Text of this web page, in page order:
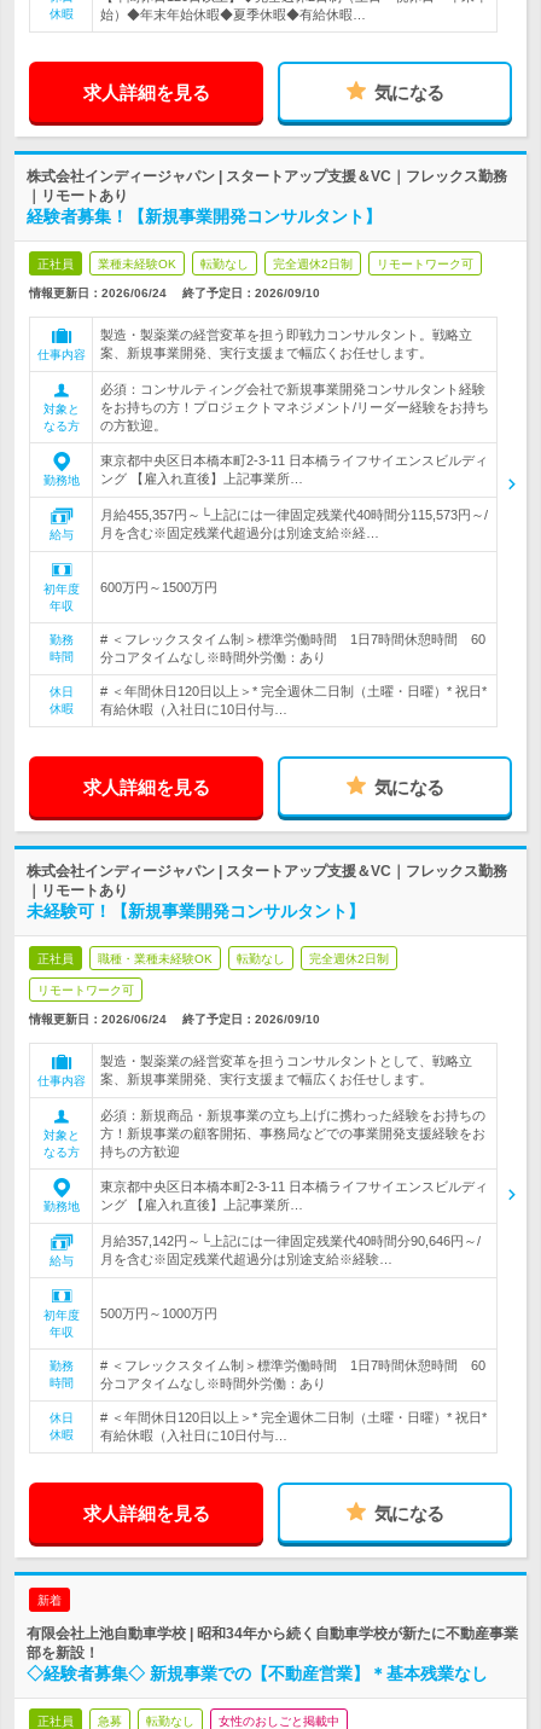
休暇
始）◆年末年始休暇◆夏季休暇◆有給休暇…
求人詳細を見る 気になる
株式会社インディージャパン | スタートアップ支援＆VC｜フレックス勤務
｜リモートあり
経験者募集！【新規事業開発コンサルタント】
正社員 業種未経験OK 転勤なし 完全週休2日制 リモートワーク可
情報更新日：2026/06/24 終了予定日： 2026/09/10
仕事内容
製造・製薬業の経営変革を担う即戦力コンサルタント。戦略立
案、新規事業開発、実行支援まで幅広くお任せします。
対象と
なる方
必須：コンサルティング会社で新規事業開発コンサルタント経験
をお持ちの方！プロジェクトマネジメント/リーダー経験をお持ち
の方歓迎。
勤務地
東京都中央区日本橋本町2-3-11 日本橋ライフサイエンスビルディ
ング 【雇入れ直後】上記事業所…
給与
月給455,357円～└上記には一律固定残業代40時間分115,573円～/
月を含む※固定残業代超過分は別途支給※経…
初年度
年収
600万円～1500万円
勤務
時間
# ＜フレックスタイム制＞標準労働時間 1日7時間休憩時間 60
分コアタイムなし※時間外労働：あり
休日
休暇
# ＜年間休日120日以上＞* 完全週休二日制（土曜・日曜）* 祝日*
有給休暇（入社日に10日付与…
求人詳細を見る 気になる
株式会社インディージャパン | スタートアップ支援＆VC｜フレックス勤務
｜リモートあり
未経験可！【新規事業開発コンサルタント】
正社員 職種・業種未経験OK 転勤なし 完全週休2日制
リモートワーク可
情報更新日：2026/06/24 終了予定日： 2026/09/10
仕事内容
製造・製薬業の経営変革を担うコンサルタントとして、戦略立
案、新規事業開発、実行支援まで幅広くお任せします。
対象と
なる方
必須：新規商品・新規事業の立ち上げに携わった経験をお持ちの
方！新規事業の顧客開拓、事務局などでの事業開発支援経験をお
持ちの方歓迎
勤務地
東京都中央区日本橋本町2-3-11 日本橋ライフサイエンスビルディ
ング 【雇入れ直後】上記事業所…
給与
月給357,142円～└上記には一律固定残業代40時間分90,646円～/
月を含む※固定残業代超過分は別途支給※経験…
初年度
年収
500万円～1000万円
勤務
時間
# ＜フレックスタイム制＞標準労働時間 1日7時間休憩時間 60
分コアタイムなし※時間外労働：あり
休日
休暇
# ＜年間休日120日以上＞* 完全週休二日制（土曜・日曜）* 祝日*
有給休暇（入社日に10日付与…
求人詳細を見る 気になる
新着
有限会社上池自動車学校 | 昭和34年から続く自動車学校が新たに不動産事業
部を新設！
◇経験者募集◇ 新規事業での【不動産営業】＊基本残業なし
正社員 急募 転勤なし 女性のおしごと掲載中